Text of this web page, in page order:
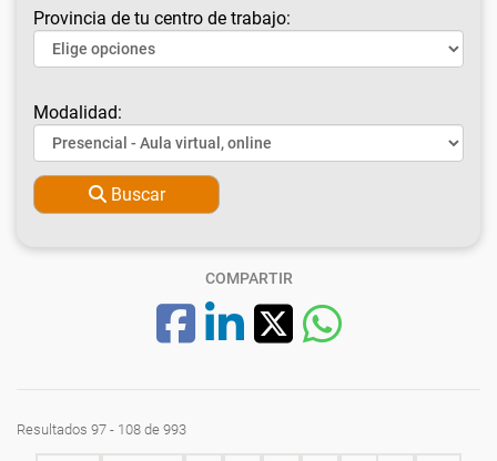
Provincia de tu centro de trabajo:
Modalidad:
Buscar
COMPARTIR
Resultados 97 - 108 de 993